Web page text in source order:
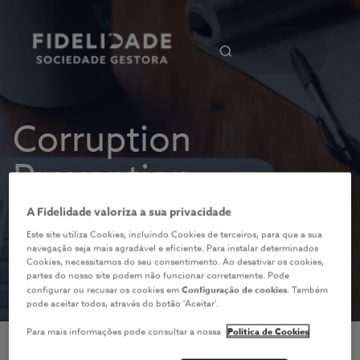
Corruption
Prevention
A Fidelidade valoriza a sua privacidade
Este site utiliza Cookies, incluindo Cookies de terceiros, para que a sua
navegação seja mais agradável e eficiente. Para instalar determinados
Cookies, necessitamos do seu consentimento. Ao desativar os cookies,
partes do nosso site podem não funcionar corretamente. Pode
configurar ou recusar os cookies emConfiguração de cookies. Também
pode aceitar todos, através do botão 'Aceitar'.
Para mais informações pode consultar a nossa Política de Cookies